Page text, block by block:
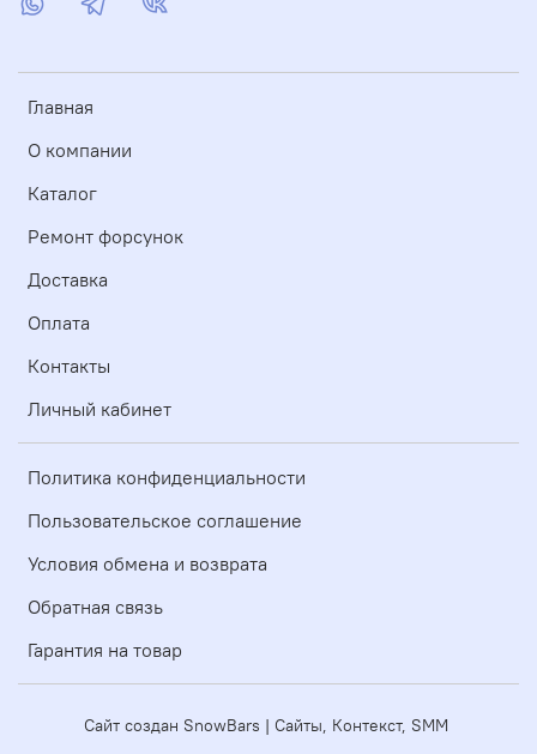
Главная
О компании
Каталог
Ремонт форсунок
Доставка
Оплата
Контакты
Личный кабинет
Политика конфиденциальности
Пользовательское соглашение
Условия обмена и возврата
Обратная связь
Гарантия на товар
Сайт создан SnowBars | Сайты, Контекст, SMM